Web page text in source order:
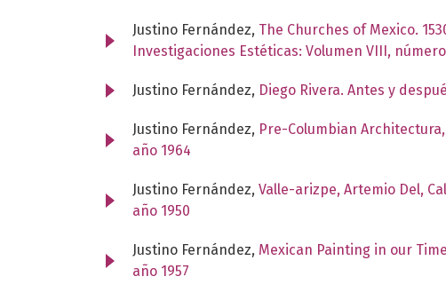
Justino Fernández, The Churches of Mexico.
Investigaciones Estéticas: Volumen VIII, número
Justino Fernández, Diego Rivera. Antes y
Justino Fernández, Pre-Columbian
año 1964
Justino Fernández, Valle-arizpe, Artemio Del,
año 1950
Justino Fernández, Mexican Painting in our
año 1957